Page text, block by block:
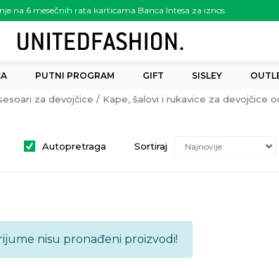
na 6 mesečnih rata karticama Banca Intesa za iznos
preko 6.000.00 rsd
PUTNI PROGRAM GIFT SISLEY
za devojčice Kape, šalovi i rukavice za devojčice
Autopretraga Sortiraj
nisu pronađeni proizvodi!